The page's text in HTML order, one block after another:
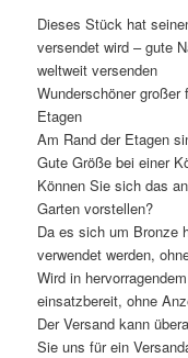
Dieses Stück hat
versendet wird – gute
weltweit versenden
Wunderschöner
Etagen
Am Rand der Etagen
Gute Größe bei einer
Können Sie sich das
Garten vorstellen?
Da es sich um Bronze
verwendet werden,
Wird in
einsatzbereit, ohne
Der Versand kann
Sie uns für ein